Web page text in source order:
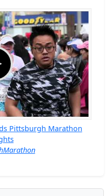
Pittsburgh Marathon